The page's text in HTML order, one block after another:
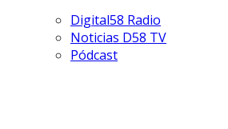
Digital58 Radio
Noticias D58 TV
Pódcast